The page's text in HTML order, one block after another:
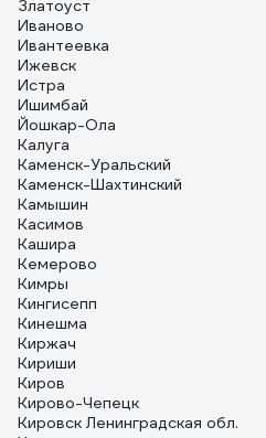
Златоуст
Иваново
Ивантеевка
Ижевск
Истра
Ишимбай
Йошкар-Ола
Калуга
Каменск-Уральский
Каменск-Шахтинский
Камышин
Касимов
Кашира
Кемерово
Кимры
Кингисепп
Кинешма
Киржач
Кириши
Киров
Кирово-Чепецк
Кировск Ленинградская обл.